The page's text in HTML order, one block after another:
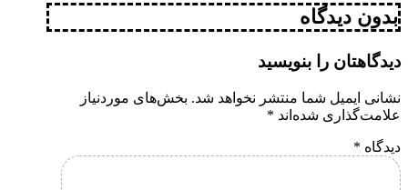
بدون دیدگاه
دیدگاهتان را بنویسید
نشانی ایمیل شما منتشر نخواهد شد. بخش‌های موردنیاز
علامت‌گذاری شده‌اند *
دیدگاه *